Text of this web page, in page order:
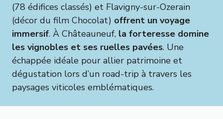
(78 édifices classés) et Flavigny-sur-Ozerain
(décor du film Chocolat) offrent un voyage
immersif. À Châteauneuf, la forteresse domine
les vignobles et ses ruelles pavées. Une
échappée idéale pour allier patrimoine et
dégustation lors d’un road-trip à travers les
paysages viticoles emblématiques.